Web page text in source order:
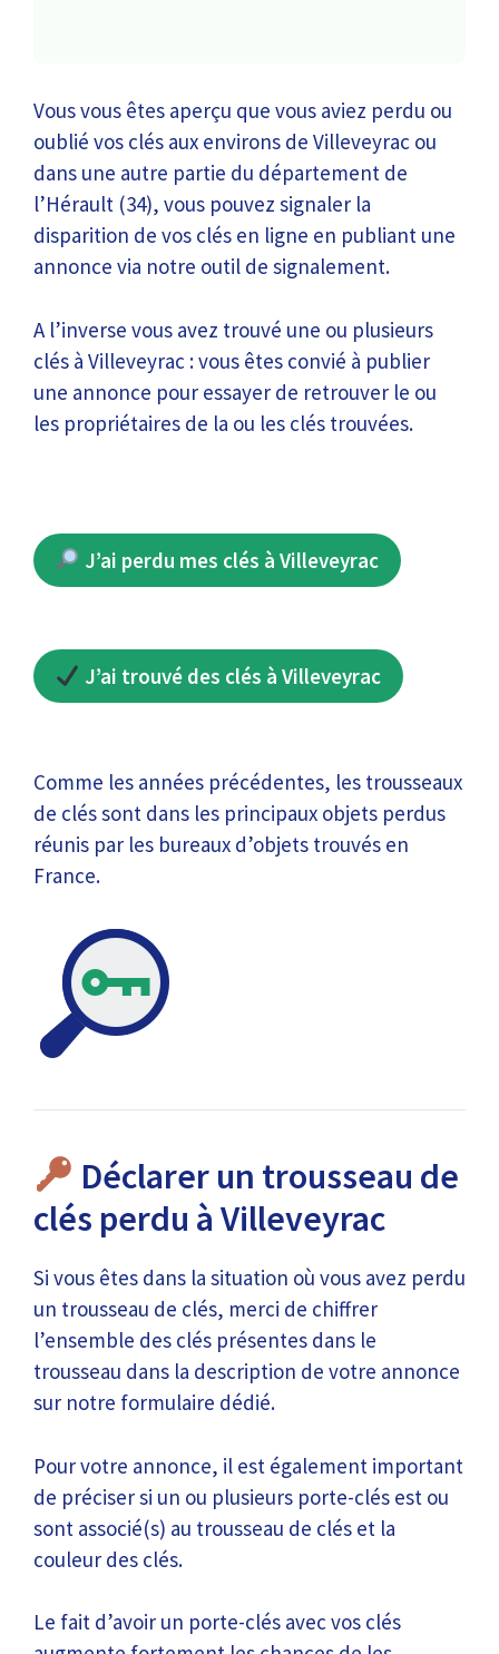
Vous vous êtes aperçu que vous aviez perdu ou
oublié vos clés aux environs de Villeveyrac ou
dans une autre partie du département de
l’Hérault (34), vous pouvez signaler la
disparition de vos clés en ligne en publiant une
annonce via notre outil de signalement.
A l’inverse vous avez trouvé une ou plusieurs
clés à Villeveyrac : vous êtes convié à publier
une annonce pour essayer de retrouver le ou
les propriétaires de la ou les clés trouvées.
J’ai perdu mes clés à Villeveyrac
J’ai trouvé des clés à Villeveyrac
Comme les années précédentes, les trousseaux
de clés sont dans les principaux objets perdus
réunis par les bureaux d’objets trouvés en
France.
Déclarer un trousseau de
clés perdu à Villeveyrac
Si vous êtes dans la situation où vous avez perdu
un trousseau de clés, merci de chiffrer
l’ensemble des clés présentes dans le
trousseau dans la description de votre annonce
sur notre formulaire dédié.
Pour votre annonce, il est également important
de préciser si un ou plusieurs porte-clés est ou
sont associé(s) au trousseau de clés et la
couleur des clés.
Le fait d’avoir un porte-clés avec vos clés